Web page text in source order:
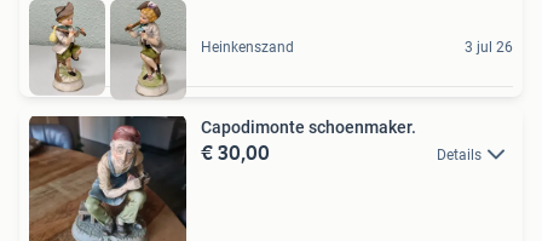
Heinkenszand 3 jul 26
Capodimonte schoenmaker.
€ 30,00 Details